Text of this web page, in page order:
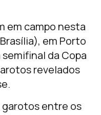
em campo nesta
em Porto
da Copa
revelados
entre os